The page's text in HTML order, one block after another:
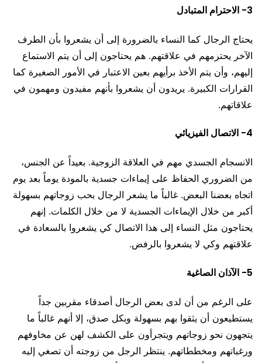
3- الاحترام المتبادل
يحتاج الرجال كما النساء بالضرورة إلى أن يشعروا بأن الطرف
الآخر يحترمهم في علاقتهم. هم يحتاجون إلى أن يتم الاستماع
إليهم، وأن يتم الأخذ برأيهم بعين الاعتبار في الأمور الصغيرة كما
القرارات الكبيرة. يريدون أن يشعروا بأنهم مفيدون ومهمون في
علاقاتهم.
4- الاتصال الفيزيائي
الانسجام الجسدي مهم في العلاقة الزوجية. بعيداً عن الجنس،
من الضروري الحفاظ على إيماءات جسدية بالمودة يوماً بعد يوم
اتجاه بعضنا البعض. غالباً ما يشعر الرجال بحب زوجاتهم بسهولة
أكبر من خلال الإيماءات الجسدية لا من خلال الكلمات. إنهم
يحتاجون مثل النساء إلى هذا الاتصال كي يشعروا بالسعادة في
علاقتهم وكي لا يشعروا بالرفض.
5- الآذان الصاغية
على الرغم من أن لدى بعض الرجال أصدقاء مقربين جداً
يستطيعون أن يثقوا بهم بسهولة وبكل صدق، إلا أنهم غالباً ما
يتجهون نحو زوجاتهم ويتجرأون على الكشف لهن عن مخاوفهم
ورغباتهم ومخططاتهم. ينتظر الرجل من زوجته أن تصغي إليه